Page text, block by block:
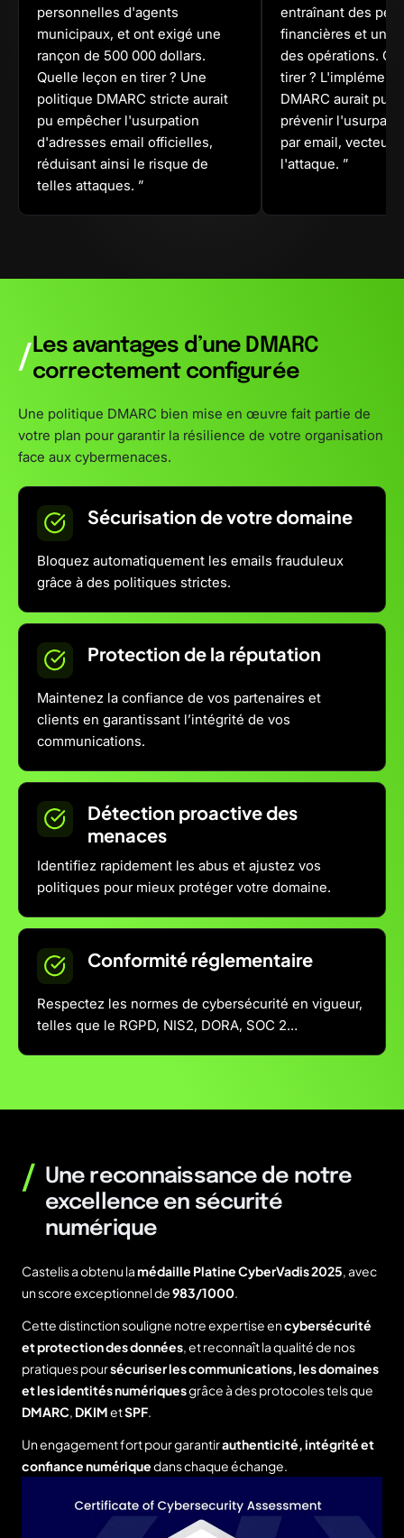
personnelles d'agents
municipaux, et ont exigé une
rançon de 500 000 dollars.
Quelle leçon en tirer ? Une
politique DMARC stricte aurait
pu empêcher l'usurpation
d'adresses email officielles,
réduisant ainsi le risque de
telles attaques. ”
entraînant des
financières et une
des opérations.
tirer ?
DMARC aurait pu
prévenir
par email, vecteur
l'attaque. ”
/ Les avantages d’une DMARC
correctement configurée
Une politique DMARC bien mise en œuvre fait partie de
votre plan pour garantir la résilience de votre organisation
face aux cybermenaces.
Sécurisation de votre domaine
Bloquez automatiquement les emails frauduleux
grâce à des politiques strictes.
Protection de la réputation
Maintenez la confiance de vos partenaires et
clients en garantissant l’intégrité de vos
communications.
Détection proactive des
menaces
Identifiez rapidement les abus et ajustez vos
politiques pour mieux protéger votre domaine.
Conformité réglementaire
Respectez les normes de cybersécurité en vigueur,
telles que le RGPD, NIS2, DORA, SOC 2…
/ Une reconnaissance de notre
excellence en sécurité
numérique
Castelis a obtenu lamédaille Platine CyberVadis 2025, avec
un score exceptionnel de983/1000.
Cette distinction souligne notre expertise encybersécurité
et protection des données, et reconnaît la qualité de nos
pratiques poursécuriser les communications, les domaines
et les identités numériquesgrâce à des protocoles tels que
DMARC, DKIMetSPF.
Un engagement fort pour garantirauthenticité, intégrité et
confiance numériquedans chaque échange.